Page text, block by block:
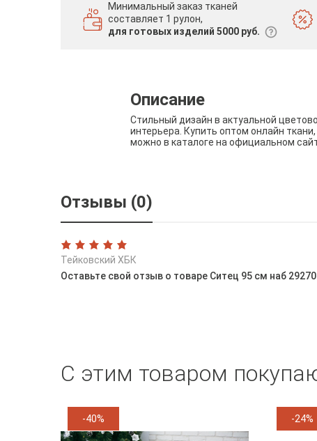
Минимальный заказ тканей
составляет 1 рулон,
для готовых изделий 5000 руб.
Описание
Стильный дизайн в актуальной
интерьера. Купить оптом онлайн
можно в каталоге на официальном
Отзывы (0)
Тейковский ХБК
Оставьте свой отзыв о товаре Ситец 95 см наб
С этим товаром
-40% -24%